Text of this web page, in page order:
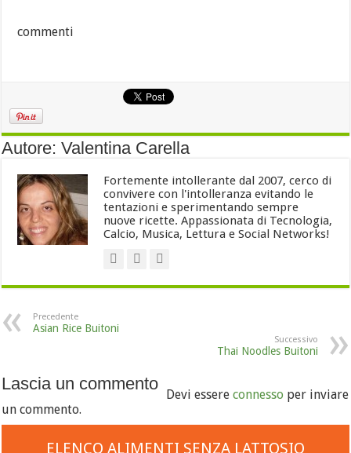
commenti
Autore: Valentina Carella
Fortemente intollerante dal 2007, cerco di
convivere con l'intolleranza evitando le
tentazioni e sperimentando sempre
nuove ricette. Appassionata di Tecnologia,
Calcio, Musica, Lettura e Social Networks!
Precedente
Asian Rice Buitoni
Successivo
Thai Noodles Buitoni
Lascia un commento
Devi essereconnesso per inviare
un commento.
ELENCO ALIMENTI SENZA LATTOSIO